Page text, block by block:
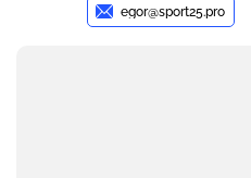
egor@sport25.pro